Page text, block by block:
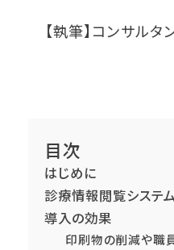
【執筆】コンサル
目次
はじめに
診療情報閲覧システ
導入の効果
印刷物の削減や職